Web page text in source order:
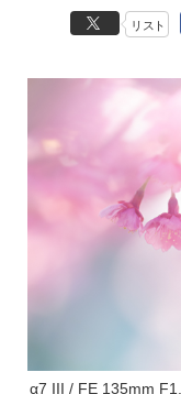
リスト
α7 III / FE 135mm